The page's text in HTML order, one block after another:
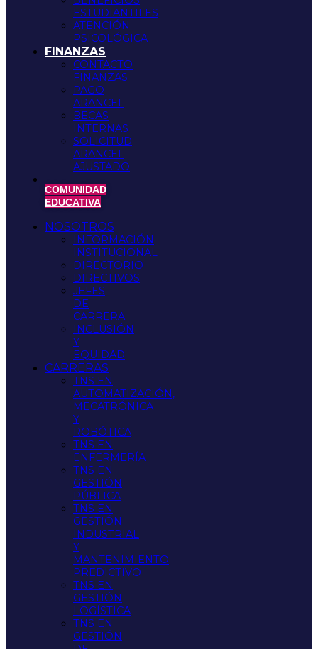
ESTUDIANTILES
ATENCIÓN
PSICOLÓGICA
FINANZAS
CONTACTO
FINANZAS
PAGO
ARANCEL
BECAS
INTERNAS
SOLICITUD
ARANCEL
AJUSTADO
COMUNIDAD
EDUCATIVA
NOSOTROS
INFORMACIÓN
INSTITUCIONAL
DIRECTORIO
DIRECTIVOS
JEFES
DE
CARRERA
INCLUSIÓN
Y
EQUIDAD
CARRERAS
TNS EN
AUTOMATIZACIÓN,
MECATRÓNICA
Y
ROBÓTICA
TNS EN
ENFERMERÍA
TNS EN
GESTIÓN
PÚBLICA
TNS EN
GESTIÓN
INDUSTRIAL
Y
MANTENIMIENTO
PREDICTIVO
TNS EN
GESTIÓN
LOGÍSTICA
TNS EN
GESTIÓN